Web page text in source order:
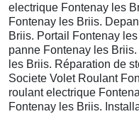
electrique Fontenay les
Fontenay les Briis.
Briis. Portail Fontenay
panne Fontenay les
les Briis. Réparation de
Societe Volet Roulant
roulant electrique
Fontenay les Briis.